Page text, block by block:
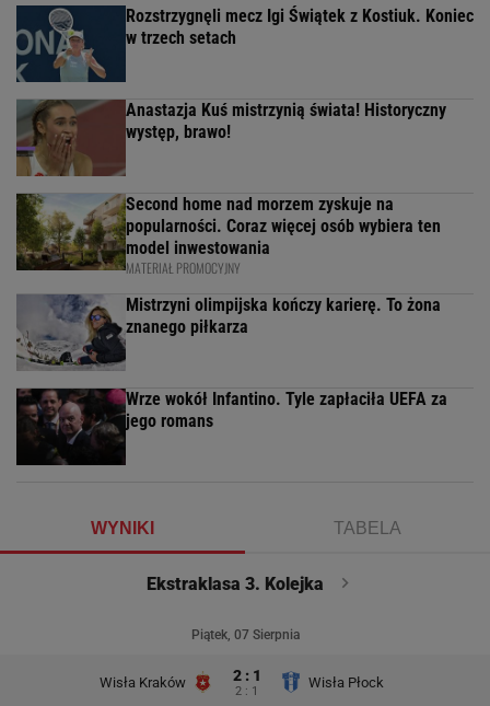
Rozstrzygnęli mecz Igi Świątek z Kostiuk. Koniec
w trzech setach
Anastazja Kuś mistrzynią świata! Historyczny
występ, brawo!
Second home nad morzem zyskuje na
popularności. Coraz więcej osób wybiera ten
model inwestowania
MATERIAŁ PROMOCYJNY
Mistrzyni olimpijska kończy karierę. To żona
znanego piłkarza
Wrze wokół Infantino. Tyle zapłaciła UEFA za
jego romans
WYNIKI TABELA
Ekstraklasa 3. Kolejka
Piątek, 07 Sierpnia
Wisła Kraków 2 : 1
2 : 1
Wisła Płock